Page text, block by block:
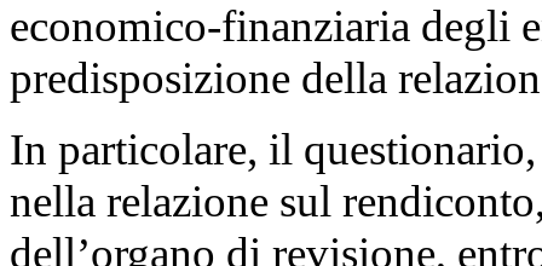
economico-finanziaria degli
predisposizione della
In particolare, il
nella relazione sul
dell’organo di revisione,